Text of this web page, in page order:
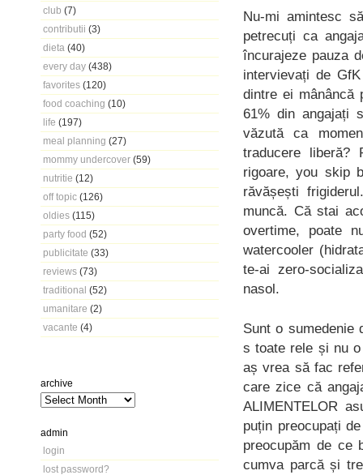
club (7)
contributii (3)
dieta (40)
every day (438)
favorites (120)
food coaching (10)
life (197)
meal planning (27)
mommy undercover (59)
nutritie (12)
off topic (126)
oldies (115)
party food (52)
publicitate (33)
reviews (73)
traditional (52)
umanitare (2)
vacante (4)
archive
admin
login
lost password?
Nu-mi amintesc
petrecuți ca
încurajeze pauza
intervievați de
dintre ei
61% din angajați
văzută ca
traducere liberă?
rigoare, you skip
răvășești
muncă. Că stai
overtime, poate
watercooler
te-ai zero-
nasol.
Sunt o sumedenie
s toate rele și nu
aș vrea să fac
care zice că
ALIMENTELOR
puțin preocupați
preocupăm de ce
cumva parcă și